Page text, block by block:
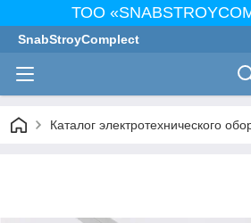
ТОО
SnabStroyComplect
Каталог электротехнического